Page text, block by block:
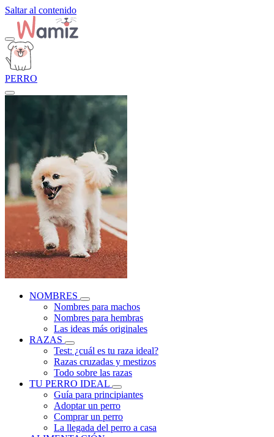
Saltar al contenido
PERRO
NOMBRES
Nombres para machos
Nombres para hembras
Las ideas más originales
RAZAS
Test: ¿cuál es tu raza ideal?
Razas cruzadas y mestizos
Todo sobre las razas
TU PERRO IDEAL
Guía para principiantes
Adoptar un perro
Comprar un perro
La llegada del perro a casa